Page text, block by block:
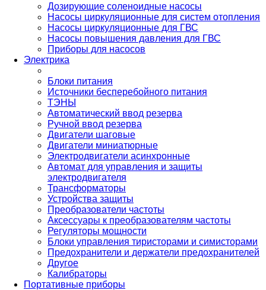
Дозирующие соленоидные насосы
Насосы циркуляционные для систем отопления
Насосы циркуляционные для ГВС
Насосы повышения давления для ГВС
Приборы для насосов
Электрика
Блоки питания
Источники бесперебойного питания
ТЭНЫ
Автоматический ввод резерва
Ручной ввод резерва
Двигатели шаговые
Двигатели миниатюрные
Электродвигатели асинхронные
Автомат для управления и защиты
электродвигателя
Трансформаторы
Устройства защиты
Преобразователи частоты
Аксессуары к преобразователям частоты
Регуляторы мощности
Блоки управления тиристорами и симисторами
Предохранители и держатели предохранителей
Другое
Калибраторы
Портативные приборы